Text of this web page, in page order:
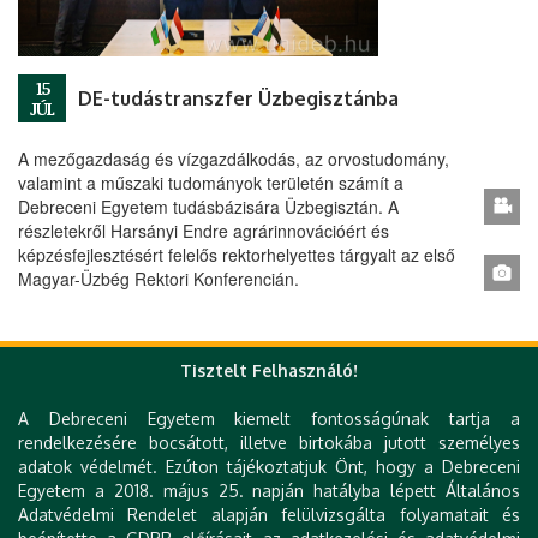
15
JÚL
DE-tudástranszfer Üzbegisztánba
A mezőgazdaság és vízgazdálkodás, az orvostudomány,
valamint a műszaki tudományok területén számít a
Debreceni Egyetem tudásbázisára Üzbegisztán. A
részletekről Harsányi Endre agrárinnovációért és
képzésfejlesztésért felelős rektorhelyettes tárgyalt az első
Magyar-Üzbég Rektori Konferencián.
‹ előző … 171 172
175
176 177 178 179 …
következő ›
utolsó »
Tisztelt Felhasználó!
A Debreceni Egyetem kiemelt fontosságúnak tartja a
rendelkezésére bocsátott, illetve birtokába jutott személyes
adatok védelmét. Ezúton tájékoztatjuk Önt, hogy a Debreceni
Egyetem a 2018. május 25. napján hatályba lépett Általános
Adatvédelmi Rendelet alapján felülvizsgálta folyamatait és